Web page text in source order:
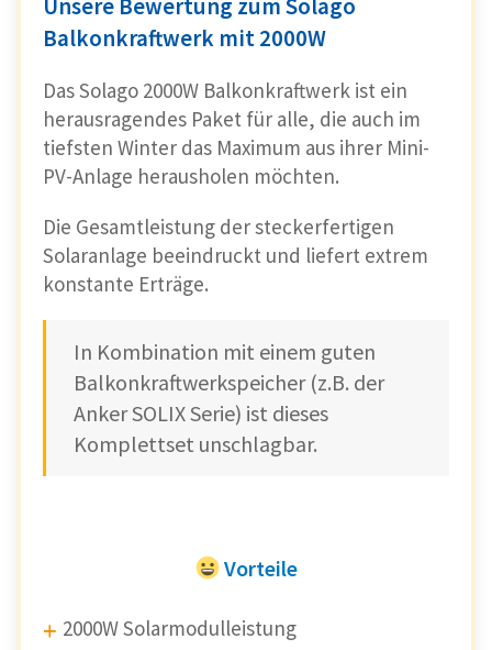
Balkonkraftwerk mit 2000W
Das Solago 2000W Balkonkraftwerk ist ein
herausragendes Paket für alle, die auch im
tiefsten Winter das Maximum aus ihrer Mini-
PV-Anlage herausholen möchten.
Die Gesamtleistung der steckerfertigen
Solaranlage beeindruckt und liefert extrem
konstante Erträge.
In Kombination mit einem guten
Balkonkraftwerkspeicher (z.B. der
Anker SOLIX Serie) ist dieses
Komplettset unschlagbar.
Vorteile
2000W Solarmodulleistung